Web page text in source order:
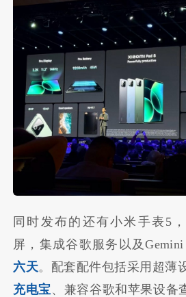
同时发布的还有小米手表5
屏，集成谷歌服务以及
六天。配套配件包括采用超薄
充电宝 、兼容谷歌和苹果设备